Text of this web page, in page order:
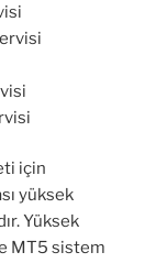
için
yüksek
Yüksek
MT5 sistem